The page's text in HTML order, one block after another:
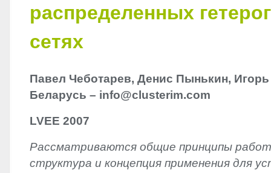
распределенных
сетях
Павел Чеботарев, Денис Пынькин,
Беларусь – info@clusterim.com
LVEE 2007
Рассматриваются общие принципы
структура и концепция применения для